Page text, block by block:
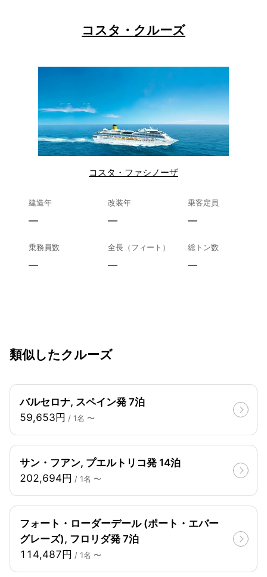
コスタ・クルーズ
コスタ・ファシノーザ
建造年
—
改装年
—
乗客定員
—
乗務員数
—
全長（フィート）
—
総トン数
—
類似したクルーズ
バルセロナ, スペイン発 7泊
59,653円 / 1名 〜
サン・フアン, プエルトリコ発 14泊
202,694円 / 1名 〜
フォート・ローダーデール (ポート・エバー
グレーズ), フロリダ発 7泊
114,487円 / 1名 〜